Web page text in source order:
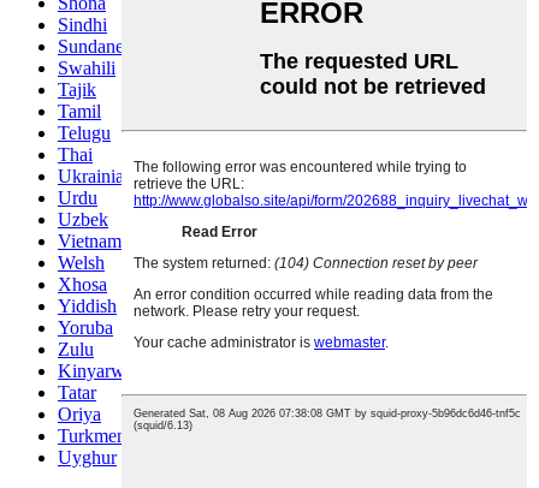
Sindhi
Sundanese
Swahili
Tajik
Tamil
Telugu
Thai
Ukrainian
Urdu
Uzbek
Vietnamese
Welsh
Xhosa
Yiddish
Yoruba
Zulu
Kinyarwanda
Tatar
Oriya
Turkmen
Uyghur